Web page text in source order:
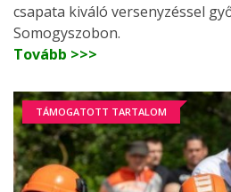
csapata kiváló versenyzéssel
Somogyszobon.
Tovább >>>
TÁMOGATOTT TARTALOM